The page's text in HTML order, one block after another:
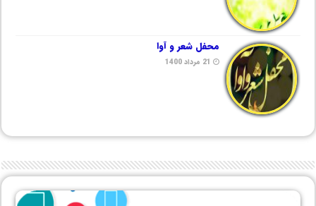
محفل شعر و آوا
21 مرداد 1400